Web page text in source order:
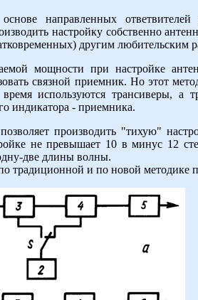
направленных ответвителей
настройку собственно
другим любительским
мощности при настройке
связной приемник. Но этот
используются трансиверы,
индикатора - приемника.
производить "тихую"
не превышает 10 в минус 12
две длины волны.
традиционной и по новой методике